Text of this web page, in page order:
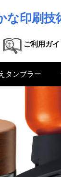
印刷技
ご利用ガイ
タンブラー